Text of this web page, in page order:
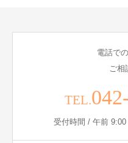
電話で
ご相
TEL.
受付時間 / 午前